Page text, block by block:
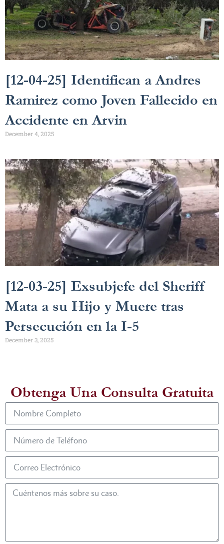
[12-04-25] Identifican a Andres
Ramirez como Joven Fallecido en
Accidente en Arvin
December 4, 2025
[12-03-25] Exsubjefe del Sheriff
Mata a su Hijo y Muere tras
Persecución en la I-5
December 3, 2025
Obtenga Una Consulta Gratuita